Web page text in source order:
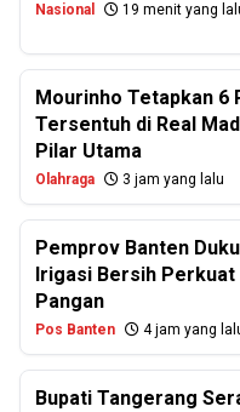
Nasional 19 menit yang
Mourinho Tetapkan 6
Tersentuh di Real
Pilar Utama
Olahraga 3 jam yang lalu
Pemprov Banten
Irigasi Bersih Perkuat
Pangan
Pos Banten 4 jam yang
Bupati Tangerang